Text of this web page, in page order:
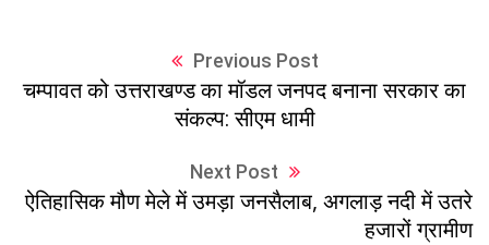
Previous Post
चम्पावत को उत्तराखण्ड का मॉडल जनपद बनाना सरकार का
संकल्प: सीएम धामी
Next Post
ऐतिहासिक मौण मेले में उमड़ा जनसैलाब, अगलाड़ नदी में उतरे
हजारों ग्रामीण